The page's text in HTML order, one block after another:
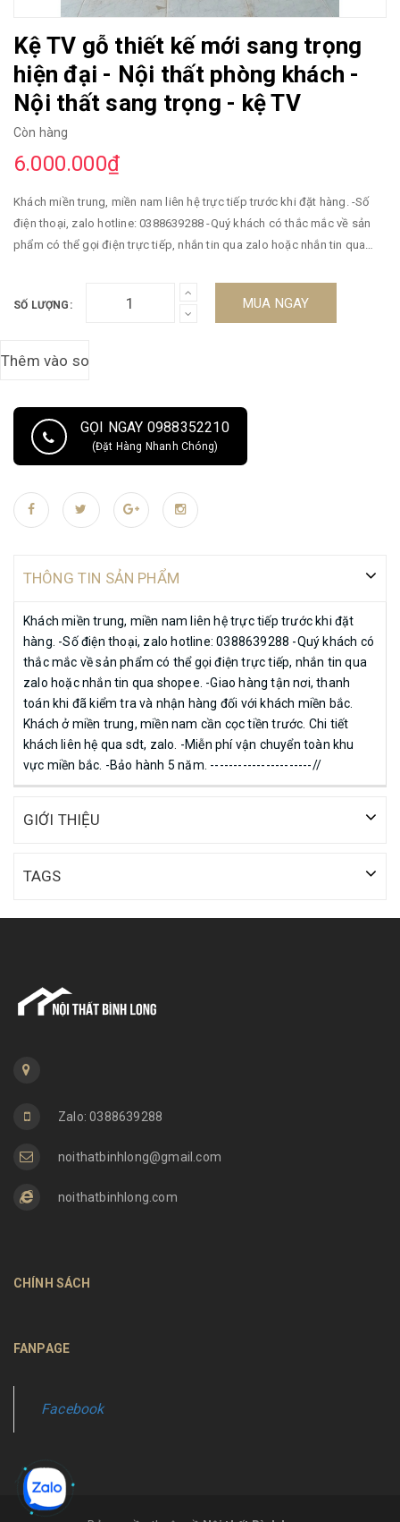
Kệ TV gỗ thiết kế mới sang trọng
hiện đại - Nội thất phòng khách -
Nội thất sang trọng - kệ TV
Còn hàng
6.000.000₫
Khách miền trung, miền nam liên hệ trực tiếp trước khi đặt hàng. -Số
điện thoại, zalo hotline: 0388639288 -Quý khách có thắc mắc về sản
phẩm có thể gọi điện trực tiếp, nhắn tin qua zalo hoặc nhắn tin qua
đối với khách miền bắc. Khách ở miền trung, miền nam cần cọc tiền
trước. Chi tiết khách liên hệ qua sdt, zalo. -Miễn phí vận chuyển toàn
SỐ LƯỢNG: MUA NGAY
GỌI NGAY 0988352210
(Đặt Hàng Nhanh Chóng)
THÔNG TIN SẢN PHẨM
Khách miền trung, miền nam liên hệ trực tiếp trước khi đặt
hàng. -Số điện thoại, zalo hotline: 0388639288 -Quý khách có
thắc mắc về sản phẩm có thể gọi điện trực tiếp, nhắn tin qua
zalo hoặc nhắn tin qua shopee. -Giao hàng tận nơi, thanh
toán khi đã kiểm tra và nhận hàng đối với khách miền bắc.
Khách ở miền trung, miền nam cần cọc tiền trước. Chi tiết
khách liên hệ qua sdt, zalo. -Miễn phí vận chuyển toàn khu
vực miền bắc. -Bảo hành 5 năm. ----------------------//
GIỚI THIỆU
TAGS
Zalo: 0388639288
noithatbinhlong@gmail.com
noithatbinhlong.com
CHÍNH SÁCH
FANPAGE
Facebook